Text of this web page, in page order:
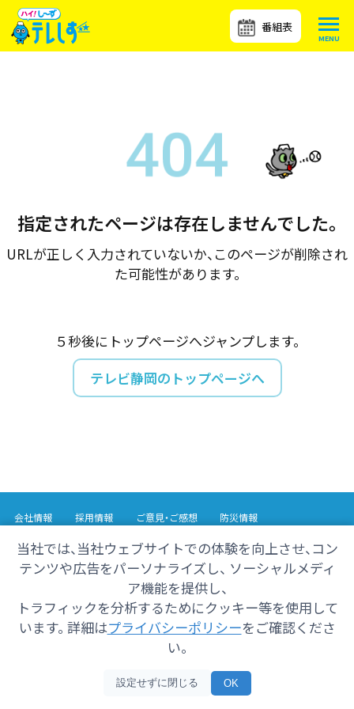
番組表
当社では、当社ウェブサイトでの体験を向上させ、コン
テンツや広告をパーソナライズし、 ソーシャルメディ
ア機能を提供し、
トラフィックを分析するためにクッキー等を使用して
います。 詳細はプライバシーポリシーをご確認くださ
い。
設定せずに閉じる OK
指定されたページは存在しませんでした。
URLが正しく入力されていないか、このページが削除され
た可能性があります。
５秒後にトップページへジャンプします。
テレビ静岡のトップページへ
会社情報 採用情報 ご意見・ご感想
防災情報
Copyright© 2025 SHIZUOKA TELECASTING Co.,Ltd.
All Rights Reserved.